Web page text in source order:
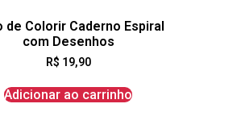
de Colorir Caderno Espiral
com Desenhos
R$ 19,90
Adicionar ao carrinho